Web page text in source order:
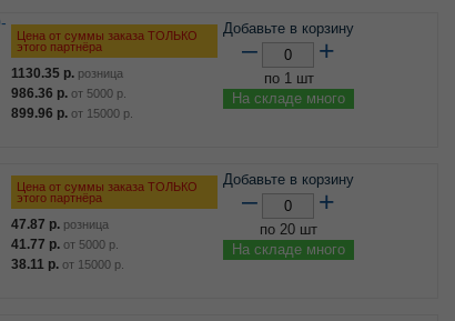
Цена от суммы заказа ТОЛЬКО
этого партнёра
1130.35 р. розница
986.36 р. от 5000 р.
899.96 р. от 15000 р.
Добавьте в корзину
– +
по 1 шт
На складе много
Цена от суммы заказа ТОЛЬКО
этого партнёра
47.87 р. розница
41.77 р. от 5000 р.
38.11 р. от 15000 р.
Добавьте в корзину
– +
по 20 шт
На складе много